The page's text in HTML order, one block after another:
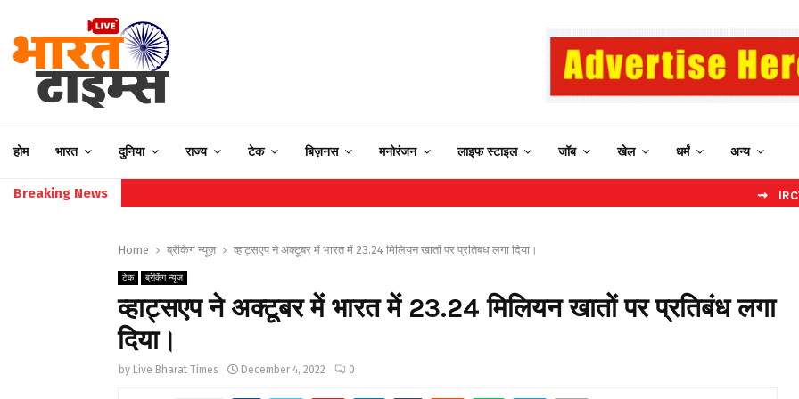
होम भारत दुनिया राज्य टेक बिज़नस मनोरंजन लाइफ स्टाइल जॉब खेल धर्मं अन्य
Breaking News ⇝ IRCTC New
Home ब्रेकिंग न्यूज़ व्हाट्सएप ने अक्टूबर में भारत में 23.24 मिलियन खातों पर प्रतिबंध लगा दिया।
टेक ब्रेकिंग न्यूज़
व्हाट्सएप ने अक्टूबर में भारत में 23.24 मिलियन खातों पर प्रतिबंध लगा
दिया।
by Live Bharat Times December 4, 2022 0